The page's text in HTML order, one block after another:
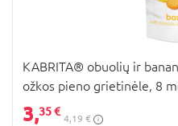
KABRITA® obuolių ir
ožkos pieno grietinėle, 8
3,35 €
4,19 €